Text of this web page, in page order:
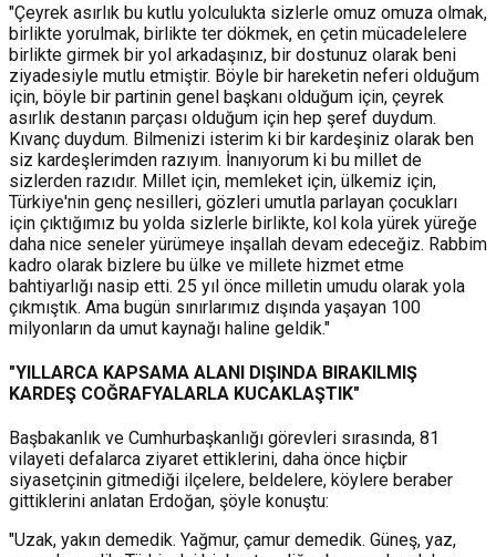
"Çeyrek asırlık bu kutlu yolculukta sizlerle omuz omuza olmak,
birlikte yorulmak, birlikte ter dökmek, en çetin mücadelelere
birlikte girmek bir yol arkadaşınız, bir dostunuz olarak beni
ziyadesiyle mutlu etmiştir. Böyle bir hareketin neferi olduğum
için, böyle bir partinin genel başkanı olduğum için, çeyrek
asırlık destanın parçası olduğum için hep şeref duydum.
Kıvanç duydum. Bilmenizi isterim ki bir kardeşiniz olarak ben
siz kardeşlerimden razıyım. İnanıyorum ki bu millet de
sizlerden razıdır. Millet için, memleket için, ülkemiz için,
Türkiye'nin genç nesilleri, gözleri umutla parlayan çocukları
için çıktığımız bu yolda sizlerle birlikte, kol kola yürek yüreğe
daha nice seneler yürümeye inşallah devam edeceğiz. Rabbim
kadro olarak bizlere bu ülke ve millete hizmet etme
bahtiyarlığı nasip etti. 25 yıl önce milletin umudu olarak yola
çıkmıştık. Ama bugün sınırlarımız dışında yaşayan 100
milyonların da umut kaynağı haline geldik."
"YILLARCA KAPSAMA ALANI DIŞINDA BIRAKILMIŞ
KARDEŞ COĞRAFYALARLA KUCAKLAŞTIK"
Başbakanlık ve Cumhurbaşkanlığı görevleri sırasında, 81
vilayeti defalarca ziyaret ettiklerini, daha önce hiçbir
siyasetçinin gitmediği ilçelere, beldelere, köylere beraber
gittiklerini anlatan Erdoğan, şöyle konuştu:
"Uzak, yakın demedik. Yağmur, çamur demedik. Güneş, yaz,